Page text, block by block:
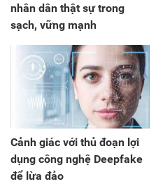
nhân dân thật sự trong
sạch, vững mạnh
Cảnh giác với thủ đoạn lợi
dụng công nghệ Deepfake
để lừa đảo